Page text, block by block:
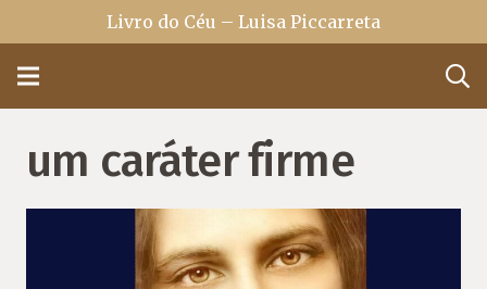
Livro do Céu – Luisa Piccarreta
um caráter firme